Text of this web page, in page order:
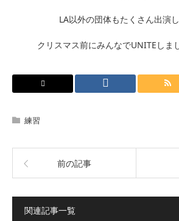
LA以外の団体もたくさん出演
クリスマス前にみんなでUNITEしま
練習
前の記事
関連記事一覧